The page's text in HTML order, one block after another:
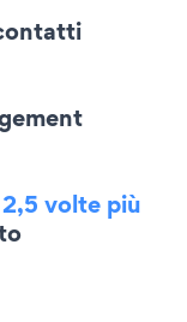
2,5 volte più